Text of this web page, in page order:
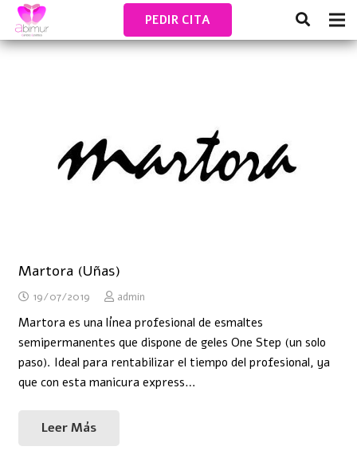
PEDIR CITA
Martora (Uñas)
19/07/2019 admin
Martora es una línea profesional de esmaltes
semipermanentes que dispone de geles One Step (un solo
paso). Ideal para rentabilizar el tiempo del profesional, ya
que con esta manicura express…
Leer Más